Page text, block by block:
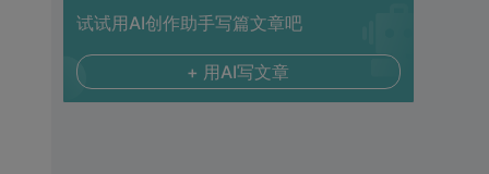
试试用AI创作助手写篇文章吧
+ 用AI写文章